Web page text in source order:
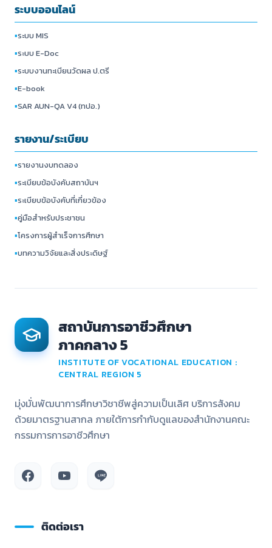
ระบบออนไลน์
▪ระบบ MIS
▪ระบบ E-Doc
▪ระบบงานทะเบียนวัดผล ป.ตรี
▪E-book
▪SAR AUN-QA V4 (ทปอ.)
รายงาน/ระเบียบ
▪รายงานงบทดลอง
▪ระเบียบข้อบังคับสถาบันฯ
▪ระเบียบข้อบังคับที่เกี่ยวข้อง
▪คู่มือสำหรับประชาชน
▪โครงการผู้สำเร็จการศึกษา
▪บทความวิจัยและสิ่งประดิษฐ์
สถาบันการอาชีวศึกษา
ภาคกลาง 5
INSTITUTE OF VOCATIONAL EDUCATION :
CENTRAL REGION 5
มุ่งมั่นพัฒนาการศึกษาวิชาชีพสู่ความเป็นเลิศ บริการสังคม
ด้วยมาตรฐานสากล ภายใต้การกำกับดูแลของสำนักงานคณะ
กรรมการการอาชีวศึกษา
ติดต่อเรา